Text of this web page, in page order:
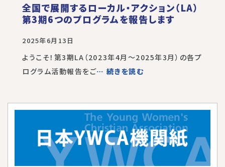
全国で展開するローカル・アクション（LA）
第3期6つのプログラムを報告します
2025年6月13日
ようこそ！第3期LA（2023年4月～2025年3月）の各プ
ログラム活動報告をご… 続きを読む